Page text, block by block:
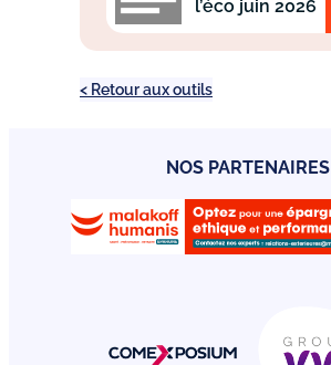
l’éco juin 2026
< Retour aux outils
NOS PARTENAIRES